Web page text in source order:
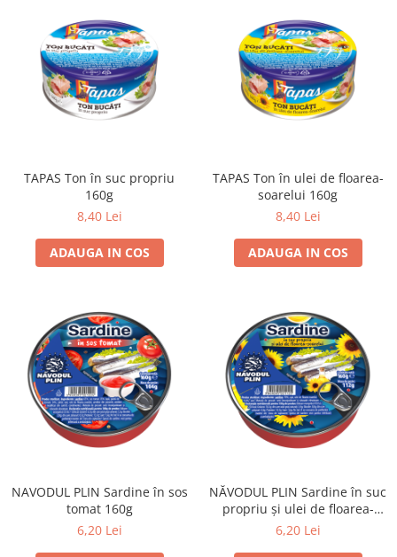
TAPAS Ton în suc propriu
160g
8,40 Lei
ADAUGA IN COS
TAPAS Ton în ulei de floarea-
soarelui 160g
8,40 Lei
ADAUGA IN COS
NAVODUL PLIN Sardine în sos
tomat 160g
6,20 Lei
NĂVODUL PLIN Sardine în suc
propriu și ulei de floarea-
soarelui 160g
6,20 Lei